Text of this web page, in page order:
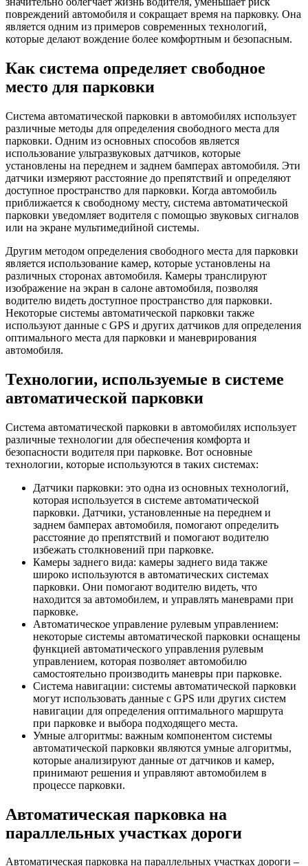
повреждений автомобиля и сокращает время на парковку. Она
является одним из примеров современных технологий,
которые делают вождение более комфортным и безопасным.
Как система определяет свободное
место для парковки
Система автоматической парковки в автомобилях использует
различные методы для определения свободного места для
парковки. Одним из основных способов является
использование ультразвуковых датчиков, которые
установлены на переднем и заднем бамперах автомобиля. Эти
датчики измеряют расстояние до препятствий и определяют
доступное пространство для парковки. Когда автомобиль
приближается к свободному месту, система автоматической
парковки уведомляет водителя с помощью звуковых сигналов
или на экране мультимедийной системы.
Другим методом определения свободного места для парковки
является использование камер, которые установлены на
различных сторонах автомобиля. Камеры транслируют
изображение на экран в салоне автомобиля, позволяя
водителю видеть доступное пространство для парковки.
Некоторые системы автоматической парковки также
используют данные с GPS и других датчиков для определения
оптимального места для парковки и маневрирования
автомобиля.
Технологии, используемые в системе
автоматической парковки
Система автоматической парковки в автомобилях использует
различные технологии для обеспечения комфорта и
безопасности водителя при парковке. Вот основные
технологии, которые используются в таких системах:
Датчики парковки: это одна из основных технологий,
которая используется в системе автоматической
парковки. Датчики, установленные на переднем и
заднем бамперах автомобиля, помогают определить
расстояние до препятствий и помогают водителю
избежать столкновений при парковке.
Камеры заднего вида: камеры заднего вида также
широко используются в автоматических системах
парковки. Они помогают водителю видеть, что
находится за автомобилем, и управлять маневрами при
парковке.
Автоматическое управление рулевым управлением:
некоторые системы автоматической парковки оснащены
функцией автоматического управления рулевым
управлением, которая позволяет автомобилю
самостоятельно производить маневры при парковке.
Система навигации: системы автоматической парковки
могут использовать данные с GPS или других систем
навигации для определения оптимального маршрута
при парковке и выбора подходящего места.
Умные алгоритмы: важным компонентом системы
автоматической парковки являются умные алгоритмы,
которые анализируют данные от датчиков и камер,
принимают решения и управляют автомобилем в
процессе парковки.
Автоматическая парковка на
параллельных участках дороги
Автоматическая парковка на параллельных участках дороги –